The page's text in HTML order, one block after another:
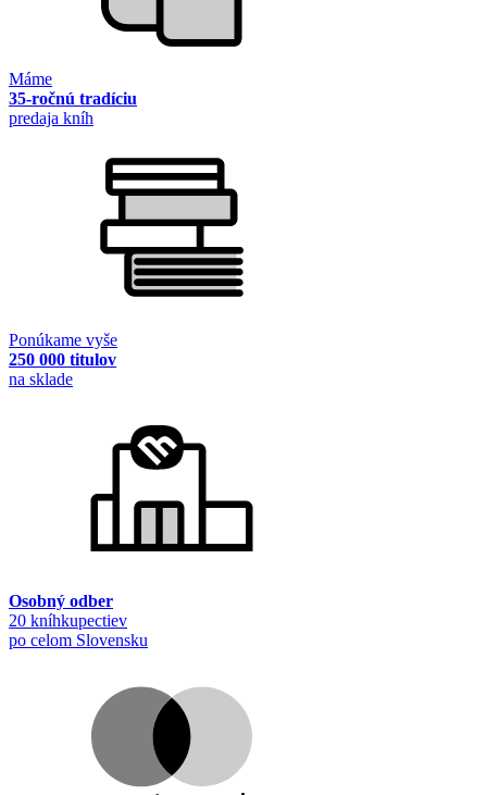
Máme
35-ročnú tradíciu
predaja kníh
Ponúkame vyše
250 000 titulov
na sklade
Osobný odber
20 kníhkupectiev
po celom Slovensku